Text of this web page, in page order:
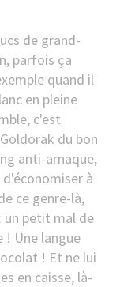
de grand-
parfois ça
quand il
en pleine
c'est
du bon
anti-arnaque,
à
ce genre-là,
un petit mal de
! Une langue
! Et ne lui
en caisse, là-